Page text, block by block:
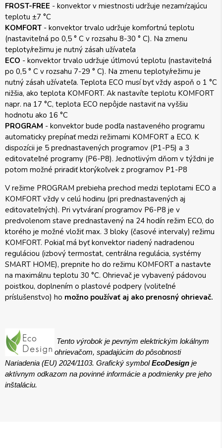
FROST-FREE - konvektor v miestnosti udržuje nezamŕzajúcu
teplotu ±7 °C
KOMFORT - konvektor trvalo udržuje komfortnú teplotu
(nastaviteľná po 0,5 ° C v rozsahu 8-30 ° C). Na zmenu
teploty/režimu je nutný zásah užívateľa
ECO - konvektor trvalo udržuje útlmovú teplotu (nastaviteľná
po 0,5 ° C v rozsahu 7-29 ° C). Na zmenu teploty/režimu je
nutný zásah užívateľa. Teplota ECO musí byť vždy aspoň o 1 °C
nižšia, ako teplota KOMFORT. Ak nastavíte teplotu KOMFORT
napr. na 17 °C, teplota ECO nepôjde nastaviť na vyššiu
hodnotu ako 16 °C
PROGRAM - konvektor bude podľa nastaveného programu
automaticky prepínať medzi režimami KOMFORT a ECO. K
dispozícii je 5 prednastavených programov (P1-P5) a 3
editovateľné programy (P6-P8). Jednotlivým dňom v týždni je
potom možné priradiť ktorýkoľvek z programov P1-P8
V režime PROGRAM prebieha prechod medzi teplotami ECO a
KOMFORT vždy v celú hodinu (pri prednastavených aj
editovateľných). Pri vytváraní programov P6-P8 je v
predvolenom stave prednastavený na 24 hodín režim ECO, do
ktorého je možné vložiť max. 3 bloky (časové intervaly) režimu
KOMFORT. Pokiaľ má byť konvektor riadený nadradenou
reguláciou (izbový termostat, centrálna regulácia, systémy
SMART HOME), prepnite ho do režimu KOMFORT a nastavte
na maximálnu teplotu 30 °C. Ohrievač je vybavený pádovou
poistkou, doplnením o plastové podpery (voliteľné
príslušenstvo) ho možno používať aj ako prenosný ohrievač.
Tento výrobok je pevným elektrickým lokálnym
ohrievačom, spadajúcim do pôsobnosti
Nariadenia (EU) 2024/1103. Grafický symbolEcoDesign je
aktívnym odkazom na povinné informácie a podmienky pre jeho
inštaláciu.